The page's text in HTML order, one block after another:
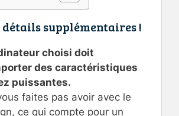
détails supplémentaires !
choisi doit
des caractéristiques
puissantes.
faites pas avoir avec le
ce qui compte pour un